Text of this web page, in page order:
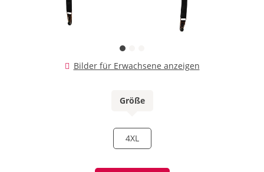
Bilder für Erwachsene anzeigen
Größe
4XL